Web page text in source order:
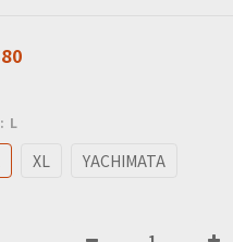
: L
XL YACHIMATA